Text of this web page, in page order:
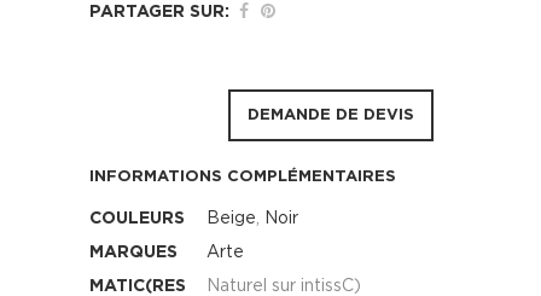
PARTAGER SUR:
DEMANDE DE DEVIS
INFORMATIONS COMPLÉMENTAIRES
COULEURS Beige, Noir
MARQUES
Arte
MATIC(RES
Naturel sur intissC)